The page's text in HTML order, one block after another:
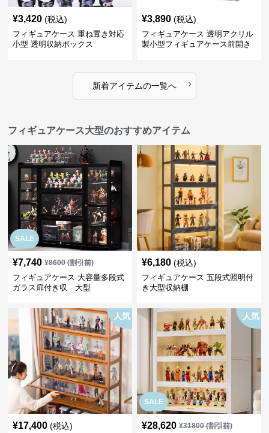
¥3,420 (税込)
フィギュアケース 重ね置き対応
小型 透明収納ボックス
¥3,890 (税込)
フィギュアケース 透明アクリル
製小型フィギュアケース前開き
新着アイテムの一覧へ ›
フィギュアケース大型のおすすめアイテム
SALE
¥7,740 ¥8600(割引前)
フィギュアケース 大容量多段式
ガラス扉付き収 大型
¥6,180 (税込)
フィギュアケース 五段式照明付
き大型収納棚
人気
¥17,400 (税込)
SALE
人気
¥28,620 ¥31800(割引前)